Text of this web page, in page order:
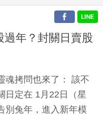
過年？封關日賣股
魂拷問也來了： 該不
日定在 1月22日（星
別兔年，進入新年模